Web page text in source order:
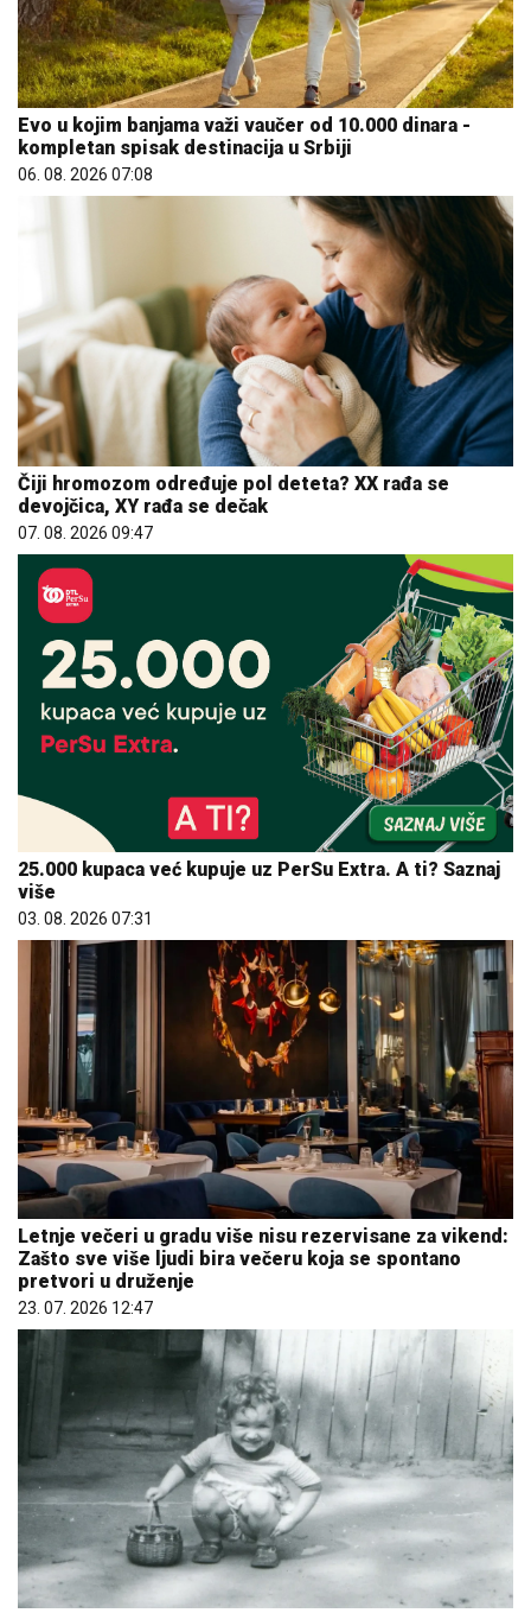
Evo u kojim banjama važi vaučer od 10.000 dinara -
kompletan spisak destinacija u Srbiji
06. 08. 2026 07:08
Čiji hromozom određuje pol deteta? XX rađa se
devojčica, XY rađa se dečak
07. 08. 2026 09:47
25.000 kupaca već kupuje uz PerSu Extra. A ti? Saznaj
više
03. 08. 2026 07:31
Letnje večeri u gradu više nisu rezervisane za vikend:
Zašto sve više ljudi bira večeru koja se spontano
pretvori u druženje
23. 07. 2026 12:47